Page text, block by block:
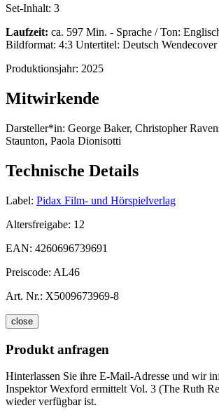
Set-Inhalt: 3
Laufzeit: ca. 597 Min. - Sprache / Ton:
Bildformat: 4:3 Untertitel: Deutsch Wendecover
Produktionsjahr: 2025
Mitwirkende
Darsteller*in: George Baker, Christopher
Staunton, Paola Dionisotti
Technische Details
Label: Pidax Film- und Hörspielverlag
Altersfreigabe: 12
EAN: 4260696739691
Preiscode: AL46
Art. Nr.: X5009673969-8
close
Produkt anfragen
Hinterlassen Sie ihre E-Mail-Adresse und wir
Inspektor Wexford ermittelt Vol. 3 (The Ruth
wieder verfügbar ist.